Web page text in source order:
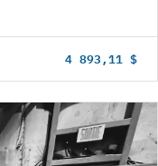
4 893,11 $